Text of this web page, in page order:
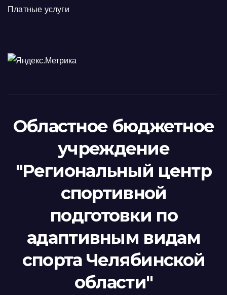
Платные услуги
Областное бюджетное
учреждение
"Региональный центр
спортивной
подготовки по
адаптивным видам
спорта Челябинской
области"